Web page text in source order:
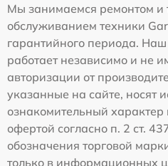
Мы занимаемся ремонтом и
обслуживанием техники
гарантийного периода.
работает независимо и не
авторизации от
указанные на сайте, носят
ознакомительный
офертой согласно п. 2 ст.
обозначения торговой
только в информационных